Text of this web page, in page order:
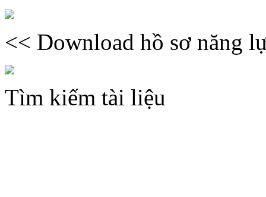
<< Download hồ sơ năng
Tìm kiếm tài liệu